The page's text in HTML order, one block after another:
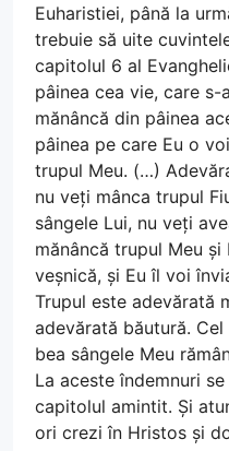
Euharistiei, până la
trebuie să uite
capitolul 6 al
pâinea cea vie, care
mănâncă din pâinea
pâinea pe care Eu o
trupul Meu. (…)
nu veți mânca trupul
sângele Lui, nu veți
mănâncă trupul Meu
veșnică, și Eu îl voi
Trupul este adevărată
adevărată băutură.
bea sângele Meu
La aceste îndemnuri
capitolul amintit. Și
ori crezi în Hristos și